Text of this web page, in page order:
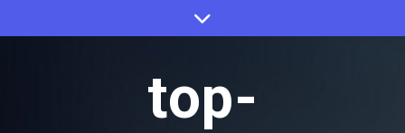
to
top-